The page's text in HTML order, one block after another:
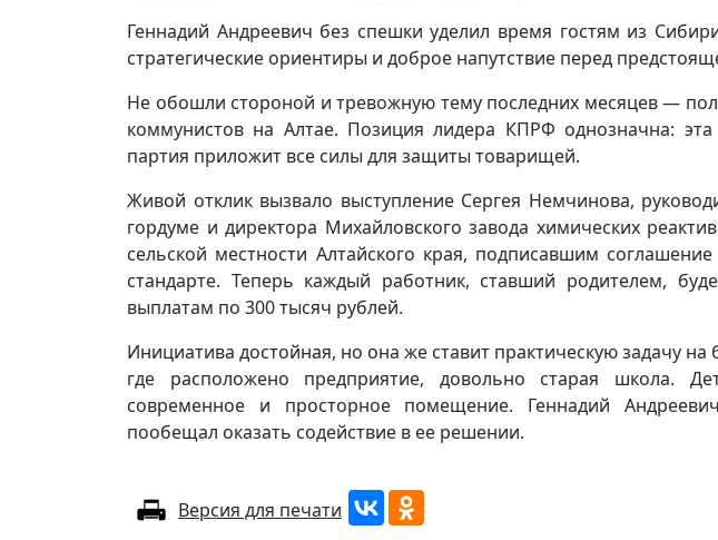
Геннадий Андреевич без спешки уделил время гостям из
стратегические ориентиры и доброе напутствие перед
Не обошли стороной и тревожную тему последних месяцев —
коммунистов на Алтае. Позиция лидера КПРФ однозначна: эта
партия приложит все силы для защиты товарищей.
Живой отклик вызвало выступление Сергея Немчинова,
гордуме и директора Михайловского завода химических
сельской местности Алтайского края, подписавшим
стандарте. Теперь каждый работник, ставший родителем,
выплатам по 300 тысяч рублей.
Инициатива достойная, но она же ставит практическую задачу
где расположено предприятие, довольно старая школа.
современное и просторное помещение. Геннадий
пообещал оказать содействие в ее решении.
Версия для печати